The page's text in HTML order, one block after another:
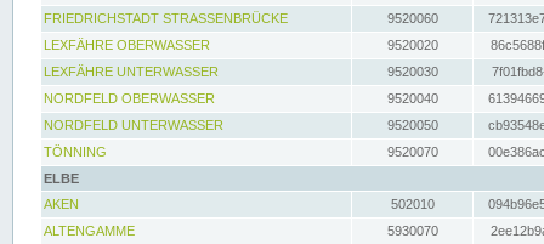
FRIEDRICHSTADT STRASSENBRÜCKE
9520060
LEXFÄHRE OBERWASSER
9520020
LEXFÄHRE UNTERWASSER
9520030
NORDFELD OBERWASSER
9520040
NORDFELD UNTERWASSER
9520050
TÖNNING
9520070
ELBE
AKEN
502010
ALTENGAMME
5930070